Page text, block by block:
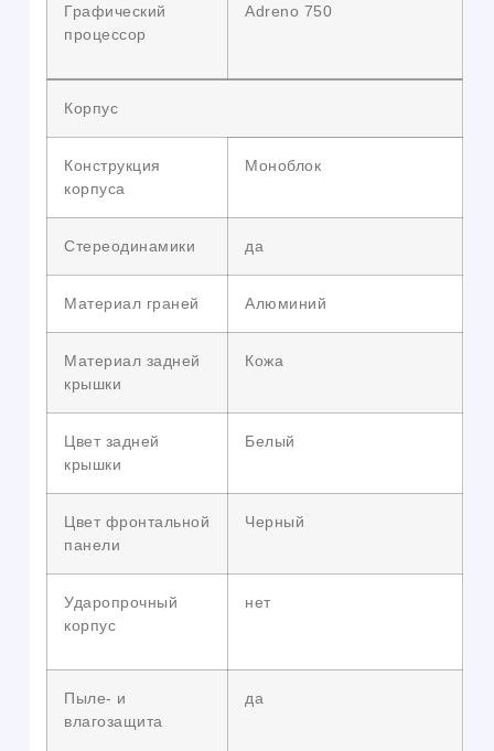
Графический
процессор
Adreno 750
Корпус
Конструкция
корпуса
Моноблок
Стереодинамики да
Материал граней Алюминий
Материал задней
крышки
Кожа
Цвет задней
крышки
Белый
Цвет фронтальной
панели
Черный
Ударопрочный
корпус
нет
Пыле- и
влагозащита
да